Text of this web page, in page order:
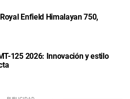
Enfield Himalayan 750,
125 2026: Innovación y estilo